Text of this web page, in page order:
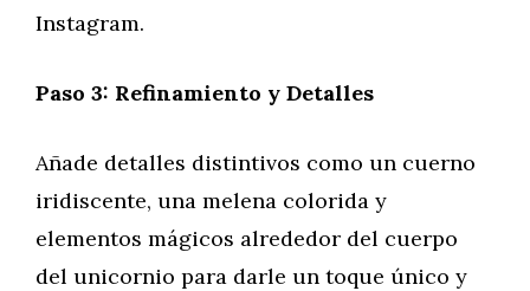
Instagram.
Paso 3: Refinamiento y Detalles
Añade detalles distintivos como un cuerno
iridiscente, una melena colorida y
elementos mágicos alrededor del cuerpo
del unicornio para darle un toque único y